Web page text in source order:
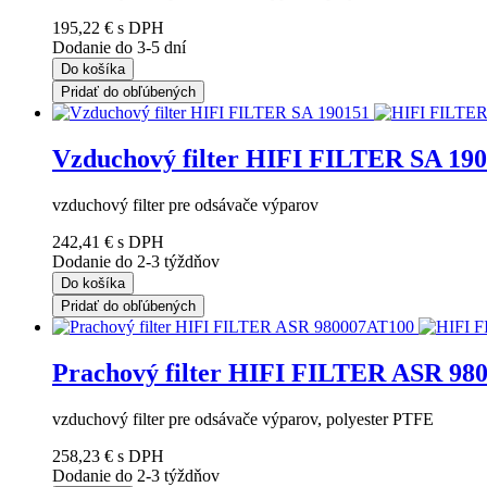
195,22 € s DPH
Dodanie do 3-5 dní
Do košíka
Pridať do obľúbených
Vzduchový filter HIFI FILTER SA
vzduchový filter pre odsávače výparov
242,41 € s DPH
Dodanie do 2-3 týždňov
Do košíka
Pridať do obľúbených
Prachový filter HIFI FILTER ASR
vzduchový filter pre odsávače výparov, polyester PTFE
258,23 € s DPH
Dodanie do 2-3 týždňov